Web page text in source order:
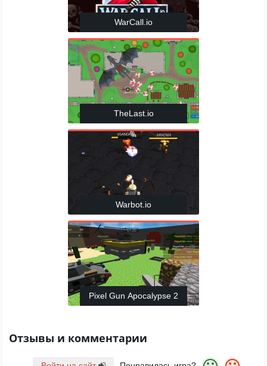
WarCall.io
TheLast.io
Warbot.io
Pixel Gun Apocalypse 2
Отзывы и комментарии